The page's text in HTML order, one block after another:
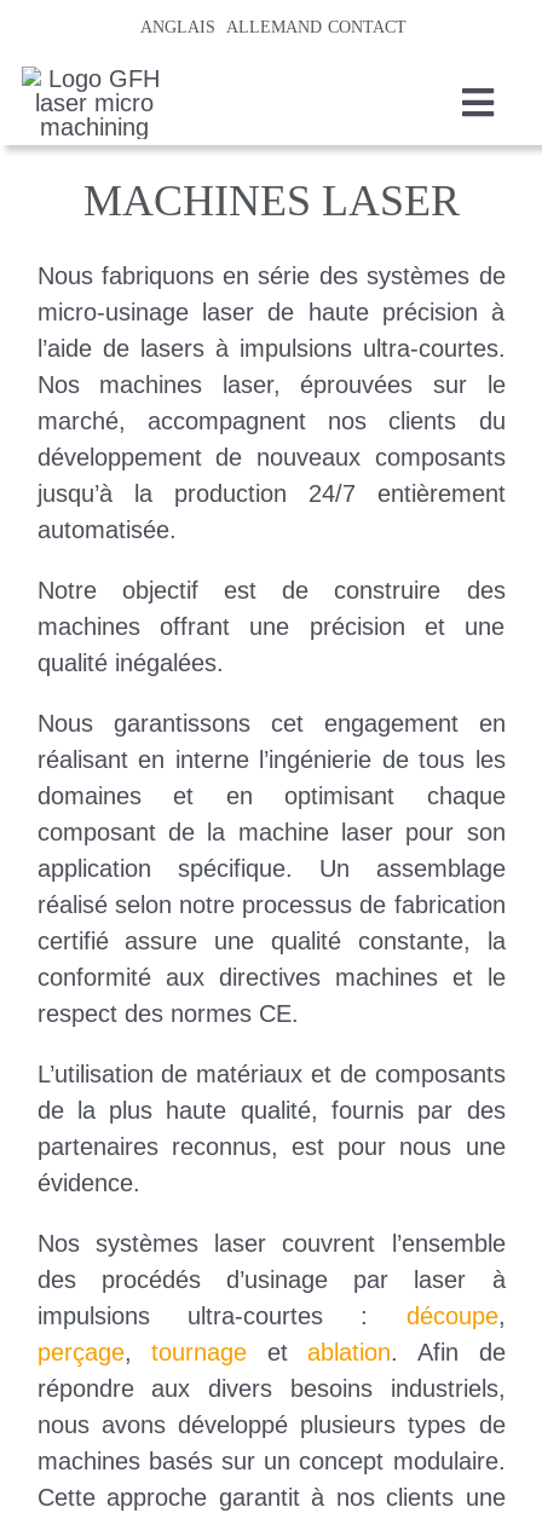
p
ANGLAIS ALLEMAND CONTACT
T
o
g
l
e
N
v
i
t
MACHINES LASER
Nous fabriquons en série des systèmes de
micro-usinage laser de haute précision à
l’aide de lasers à impulsions ultra-courtes.
Nos machines laser, éprouvées sur le
marché, accompagnent nos clients du
développement de nouveaux composants
jusqu’à la production 24/7 entièrement
automatisée.
Notre objectif est de construire des
machines offrant une précision et une
qualité inégalées.
Nous garantissons cet engagement en
réalisant en interne l’ingénierie de tous les
domaines et en optimisant chaque
composant de la machine laserpour son
application spécifique. Un assemblage
réalisé selon notre processus de fabrication
certifié assure une qualité constante, la
conformité aux directives machines et le
respect des normes CE.
L’utilisation de matériaux et de composants
de la plus haute qualité, fournis par des
partenaires reconnus, est pour nous une
évidence.
Nos systèmes laser couvrent l’ensemble
des procédés d’usinage par laser à
impulsions ultra-courtes : découpe,
perçage,tournage etablation. Afin de
répondre aux divers besoins industriels,
nous avons développé plusieurs types de
machines basés sur un concept modulaire.
Cette approche garantit à nos clients une